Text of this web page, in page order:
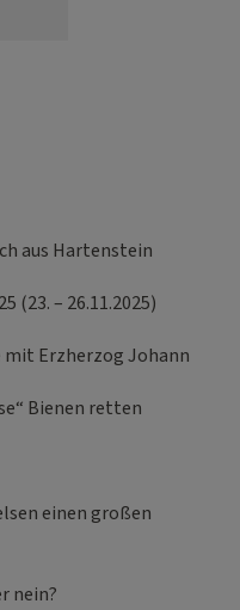
aus Hartenstein
(23. – 26.11.2025)
mit Erzherzog Johann
Bienen retten
einen großen
nein?